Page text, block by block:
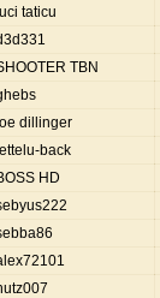
luci taticu
TBN
dillinger
back
HD